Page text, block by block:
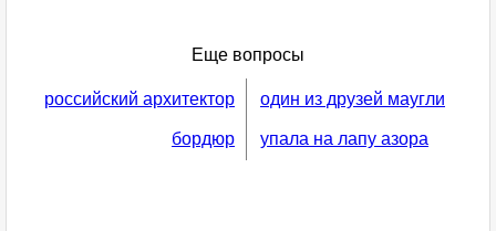
Еще вопросы
российский архитектор
бордюр
один из друзей маугли
упала на лапу азора